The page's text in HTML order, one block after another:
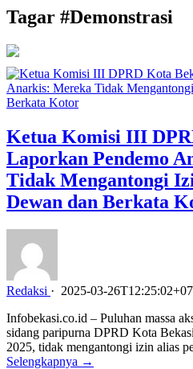
Tagar #Demonstrasi
Ketua Komisi III
Laporkan Pendemo
Tidak Mengantongi
Dewan dan Berkata
Redaksi · 2025-03-
Infobekasi.co.id – Puluhan massa
sidang paripurna DPRD Kota
2025, tidak mengantongi izin alias
Selengkapnya →